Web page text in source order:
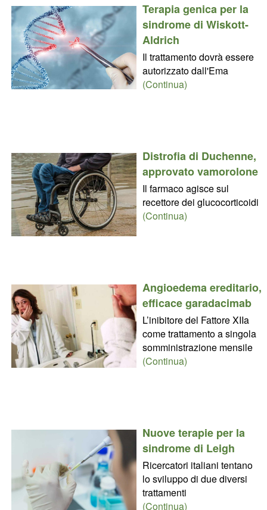
Terapia genica per la
sindrome di Wiskott-
Aldrich
Il trattamento dovrà essere
autorizzato dall'Ema
(Continua)
Distrofia di Duchenne,
approvato vamorolone
Il farmaco agisce sul
recettore dei glucocorticoidi
(Continua)
Angioedema ereditario,
efficace garadacimab
L’inibitore del Fattore XIIa
come trattamento a singola
somministrazione mensile
(Continua)
Nuove terapie per la
sindrome di Leigh
Ricercatori italiani tentano
lo sviluppo di due diversi
trattamenti
(Continua)